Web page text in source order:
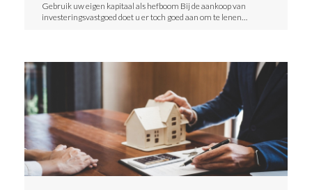
Gebruik uw eigen kapitaal als hefboom Bij de aankoop van
investeringsvastgoed doet u er toch goed aan om te lenen…